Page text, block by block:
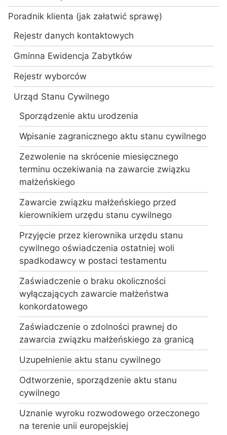
Poradnik klienta (jak załatwić sprawę)
Rejestr danych kontaktowych
Gminna Ewidencja Zabytków
Rejestr wyborców
Urząd Stanu Cywilnego
Sporządzenie aktu urodzenia
Wpisanie zagranicznego aktu stanu cywilnego
Zezwolenie na skrócenie miesięcznego
terminu oczekiwania na zawarcie związku
małżeńskiego
Zawarcie związku małżeńskiego przed
kierownikiem urzędu stanu cywilnego
Przyjęcie przez kierownika urzędu stanu
cywilnego oświadczenia ostatniej woli
spadkodawcy w postaci testamentu
Zaświadczenie o braku okoliczności
wyłączających zawarcie małżeństwa
konkordatowego
Zaświadczenie o zdolności prawnej do
zawarcia związku małżeńskiego za granicą
Uzupełnienie aktu stanu cywilnego
Odtworzenie, sporządzenie aktu stanu
cywilnego
Uznanie wyroku rozwodowego orzeczonego
na terenie unii europejskiej